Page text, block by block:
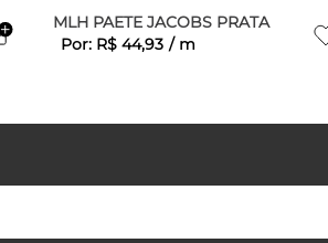
MLH PAETE JACOBS PRATA
Por: R$ 44,93 / m